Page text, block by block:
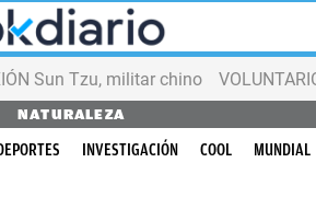
Sun Tzu, militar chino
NATURALEZA
INVESTIGACIÓN COOL MUNDIAL